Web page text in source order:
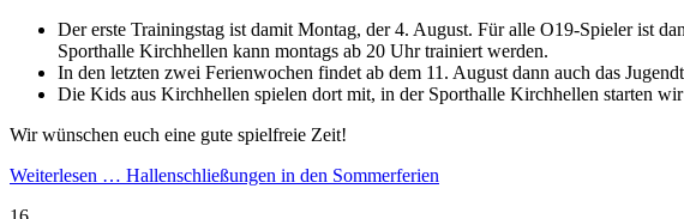
Der erste Trainingstag ist damit Montag, der 4. August. Für alle O19-Spieler ist
Sporthalle Kirchhellen kann montags ab 20 Uhr trainiert werden.
In den letzten zwei Ferienwochen findet ab dem 11. August dann auch das
Die Kids aus Kirchhellen spielen dort mit, in der Sporthalle Kirchhellen starten
Wir wünschen euch eine gute spielfreie Zeit!
Weiterlesen … Hallenschließungen in den Sommerferien